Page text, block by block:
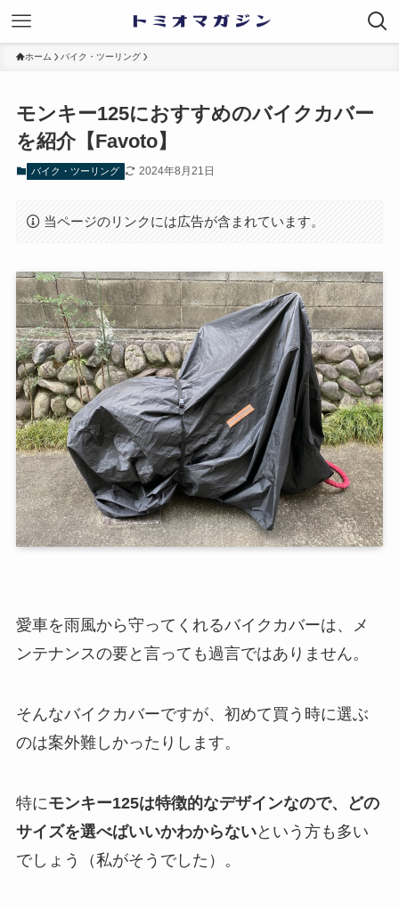
ホーム バイク・ツーリング
モンキー125におすすめのバイクカバー
を紹介【Favoto】
バイク・ツーリング 2024年8月21日
当ページのリンクには広告が含まれています。
愛車を雨風から守ってくれるバイクカバーは、メ
ンテナンスの要と言っても過言ではありません。
そんなバイクカバーですが、初めて買う時に選ぶ
のは案外難しかったりします。
特にモンキー125は特徴的なデザインなので、どの
サイズを選べばいいかわからないという方も多い
でしょう（私がそうでした）。